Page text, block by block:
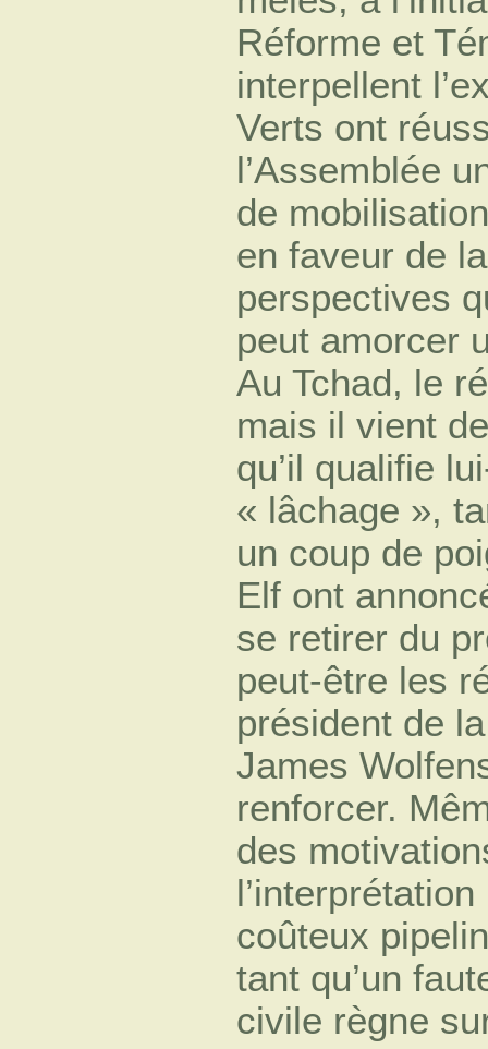
Réforme et
interpellent
Verts ont
l’Assemblée
de
en faveur de
perspectives
peut amorcer
Au Tchad, le
mais il vient
qu’il qualifie
« lâchage »,
un coup de
Elf ont
se retirer du
peut-être les
président de
James
renforcer.
des
coûteux
tant qu’un
civile règne